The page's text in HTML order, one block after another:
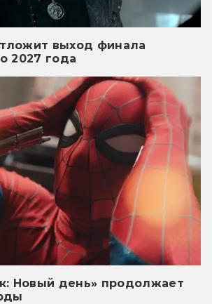
выход финала
2027 года
Новый день» продолжает